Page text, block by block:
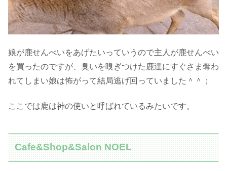
娘が鹿せんべいをあげたいっていうので主人が鹿せんべい
を買ったのですが、臭いを嗅ぎつけた鹿達にすぐさま奪わ
れてしまい娘は怖がって結局逃げ回っていました＾＾；
ここでは鹿は神の使いと呼ばれているみたいです。
Cafe&Shop&Salon NOEL